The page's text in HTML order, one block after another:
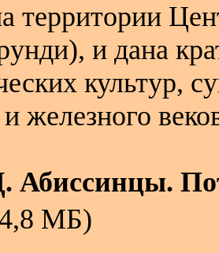
территории
и дана
культур,
железного
Абиссинцы.
МБ)